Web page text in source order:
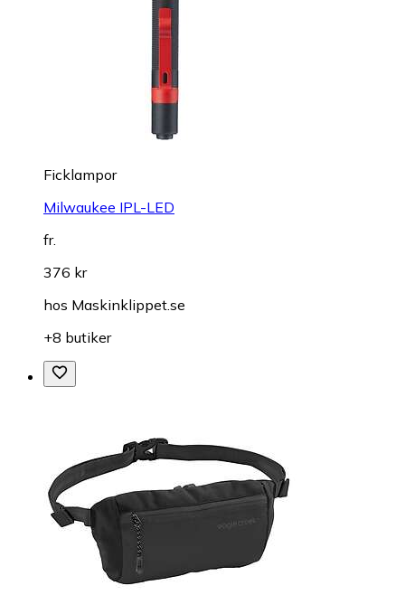
Ficklampor
Milwaukee IPL-LED
fr.
376 kr
hos Maskinklippet.se
+8 butiker